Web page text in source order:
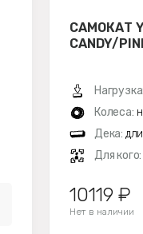
САМОКАТ
CANDY/
Колеса:
Дека:
Для кого:
10119 ₽
Нет в наличии